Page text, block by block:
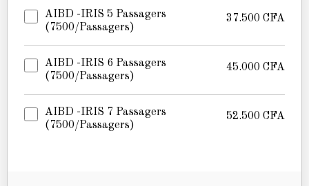
AIBD -IRIS 5 Passagers
(7500/passagers)
37.500 CFA
AIBD -IRIS 6 Passagers
(7500/passagers)
45.000 CFA
AIBD -IRIS 7 Passagers
(7500/passagers)
52.500 CFA